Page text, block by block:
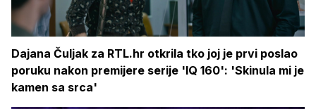
Dajana Čuljak za RTL.hr otkrila tko joj je prvi poslao
poruku nakon premijere serije 'IQ 160': 'Skinula mi je
kamen sa srca'